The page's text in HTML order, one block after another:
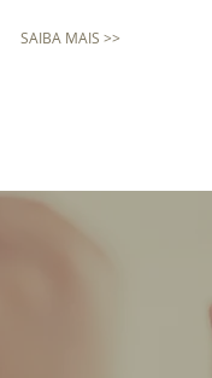
SAIBA MAIS >>